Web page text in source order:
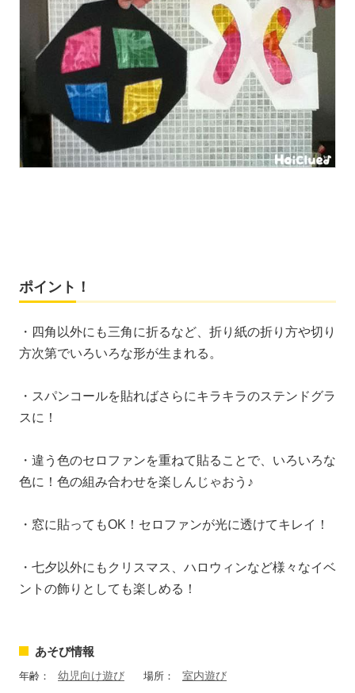
ポイント！
・四角以外にも三角に折るなど、折り紙の折り方や切り
方次第でいろいろな形が生まれる。
・スパンコールを貼ればさらにキラキラのステンドグラ
スに！
・違う色のセロファンを重ねて貼ることで、いろいろな
色に！色の組み合わせを楽しんじゃおう♪
・窓に貼ってもOK！セロファンが光に透けてキレイ！
・七夕以外にもクリスマス、ハロウィンなど様々なイベ
ントの飾りとしても楽しめる！
あそび情報
年齢： 幼児向け遊び 場所： 室内遊び